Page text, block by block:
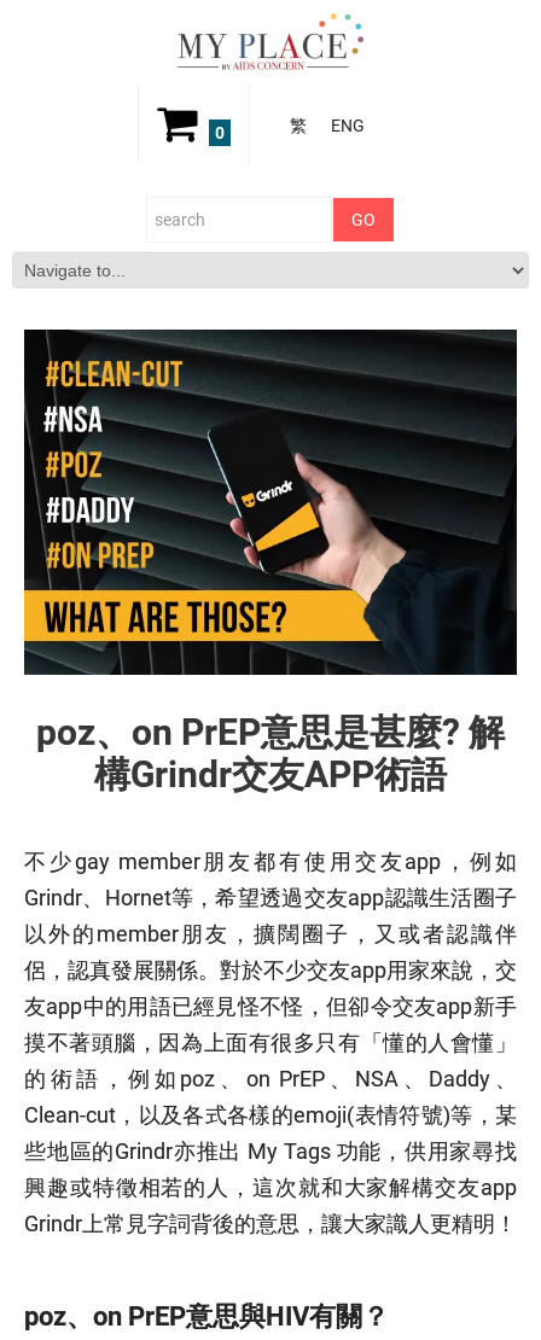
繁 ENG
0
poz、on PrEP意思是甚麼? 解
構Grindr交友APP術語
不少gay member朋友都有使用交友app，例如
Grindr、Hornet等，希望透過交友app認識生活圈子
以外的member朋友，擴闊圈子，又或者認識伴
侶，認真發展關係。對於不少交友app用家來說，交
友app中的用語已經見怪不怪，但卻令交友app新手
摸不著頭腦，因為上面有很多只有「懂的人會懂」
的術語，例如poz、on PrEP、NSA、Daddy、
Clean-cut，以及各式各樣的emoji(表情符號)等，某
些地區的Grindr亦推出 My Tags 功能，供用家尋找
興趣或特徵相若的人，這次就和大家解構交友app
Grindr上常見字詞背後的意思，讓大家識人更精明！
poz、 on PrEP意思與HIV有關？